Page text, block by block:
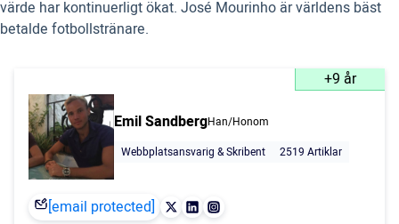
värde har kontinuerligt ökat. José Mourinho är världens bäst
betalde fotbollstränare.
+9 år
Emil SandbergHan/Honom
Webbplatsansvarig & Skribent
2519 Artiklar
[email protected]